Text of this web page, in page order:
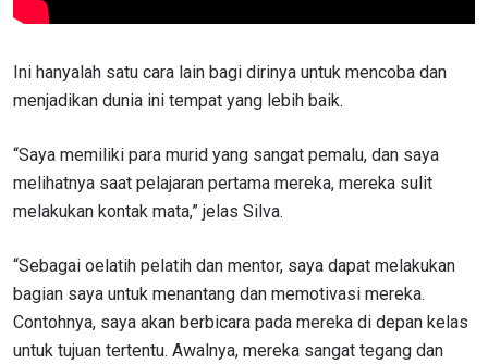
Ini hanyalah satu cara lain bagi dirinya untuk mencoba dan
menjadikan dunia ini tempat yang lebih baik.
“Saya memiliki para murid yang sangat pemalu, dan saya
melihatnya saat pelajaran pertama mereka, mereka sulit
melakukan kontak mata,” jelas Silva.
“Sebagai oelatih pelatih dan mentor, saya dapat melakukan
bagian saya untuk menantang dan memotivasi mereka.
Contohnya, saya akan berbicara pada mereka di depan kelas
untuk tujuan tertentu. Awalnya, mereka sangat tegang dan